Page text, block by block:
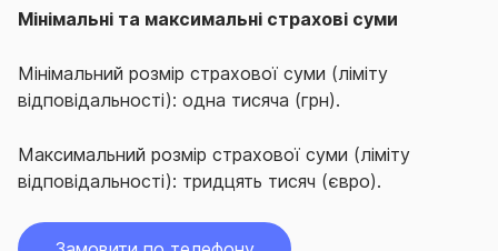
Мінімальні та максимальні страхові суми
Мінімальний розмір страхової суми (ліміту
відповідальності): одна тисяча (грн).
Максимальний розмір страхової суми (ліміту
відповідальності): тридцять тисяч (євро).